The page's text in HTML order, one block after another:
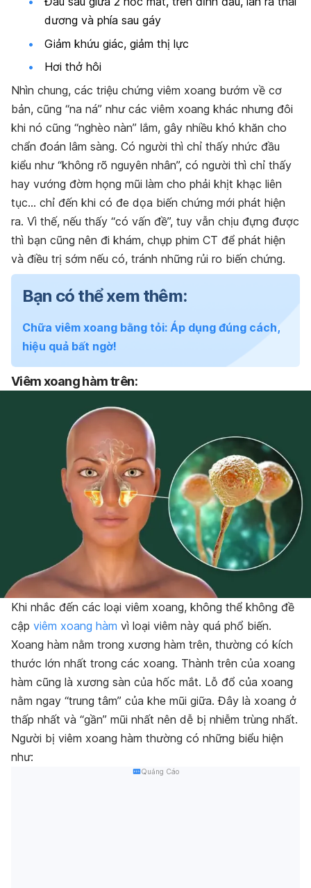
dương và phía sau gáy
Giảm khứu giác, giảm thị lực
Hơi thở hôi
Nhìn chung, các triệu chứng viêm xoang bướm về cơ
bản, cũng “na ná” như các viêm xoang khác nhưng đôi
khi nó cũng “nghèo nàn” lắm, gây nhiều khó khăn cho
chẩn đoán lâm sàng. Có người thì chỉ thấy nhức đầu
kiểu như “không rõ nguyên nhân”, có người thì chỉ thấy
hay vướng đờm họng mũi làm cho phải khịt khạc liên
tục… chỉ đến khi có đe dọa biến chứng mới phát hiện
ra. Vì thế, nếu thấy “có vấn đề”, tuy vẫn chịu đựng được
thì bạn cũng nên đi khám, chụp phim CT để phát hiện
và điều trị sớm nếu có, tránh những rủi ro biến chứng.
Bạn có thể xem thêm:
Chữa viêm xoang bằng tỏi: Áp dụng đúng cách,
hiệu quả bất ngờ!
Viêm xoang hàm trên:
Khi nhắc đến các loại viêm xoang, không thể không đề
cập viêm xoang hàm vì loại viêm này quá phổ biến.
Xoang hàm nằm trong xương hàm trên, thường có kích
thước lớn nhất trong các xoang. Thành trên của xoang
hàm cũng là xương sàn của hốc mắt. Lỗ đổ của xoang
nằm ngay “trung tâm” của khe mũi giữa. Đây là xoang ở
thấp nhất và “gần” mũi nhất nên dễ bị nhiễm trùng nhất.
Người bị viêm xoang hàm thường có những biểu hiện
như:
Quảng Cáo